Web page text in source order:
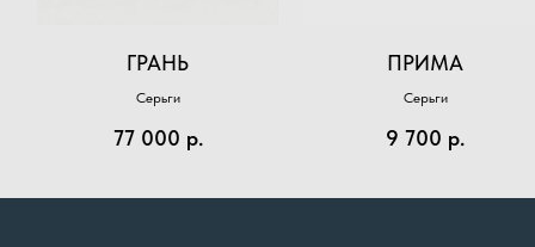
ГРАНЬ
Серьги
77 000 р.
ПРИМА
Серьги
9 700 р.